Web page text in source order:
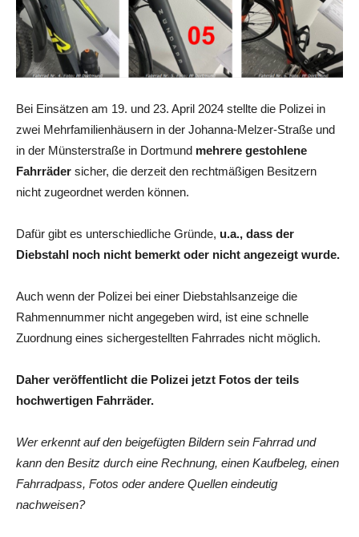
Bei Einsätzen am 19. und 23. April 2024 stellte die Polizei in
zwei Mehrfamilienhäusern in der Johanna-Melzer-Straße und
in der Münsterstraße in Dortmund mehrere gestohlene
Fahrräder sicher, die derzeit den rechtmäßigen Besitzern
nicht zugeordnet werden können.
Dafür gibt es unterschiedliche Gründe, u.a., dass der
Diebstahl noch nicht bemerkt oder nicht angezeigt wurde.
Auch wenn der Polizei bei einer Diebstahlsanzeige die
Rahmennummer nicht angegeben wird, ist eine schnelle
Zuordnung eines sichergestellten Fahrrades nicht möglich.
Daher veröffentlicht die Polizei jetzt Fotos der teils
hochwertigen Fahrräder.
Wer erkennt auf den beigefügten Bildern sein Fahrrad und
kann den Besitz durch eine Rechnung, einen Kaufbeleg, einen
Fahrradpass, Fotos oder andere Quellen eindeutig
nachweisen?